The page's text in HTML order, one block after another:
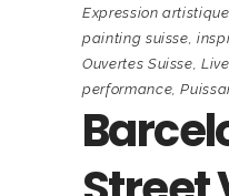
Expression artistique
painting suisse ,
Ouvertes Suisse ,
performance ,